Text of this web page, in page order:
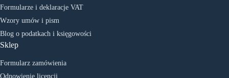
Formularze i deklaracje VAT
Wzory umów i pism
Blog o podatkach i księgowości
Sklep
Formularz zamówienia
Odnowienie licencji